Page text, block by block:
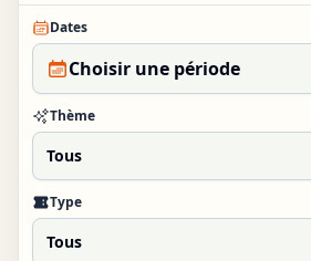
Dates
Choisir une période
Thème
Tous
Type
Tous